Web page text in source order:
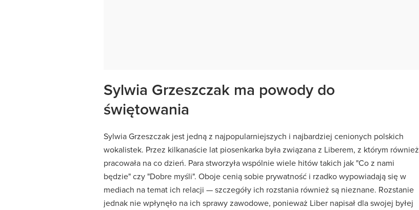
Sylwia Grzeszczak ma powody do
świętowania
Sylwia Grzeszczak jest jedną z najpopularniejszych i najbardziej cenionych polskich
wokalistek. Przez kilkanaście lat piosenkarka była związana z Liberem, z którym również
pracowała na co dzień. Para stworzyła wspólnie wiele hitów takich jak "Co z nami
będzie" czy "Dobre myśli". Oboje cenią sobie prywatność i rzadko wypowiadają się w
mediach na temat ich relacji — szczegóły ich rozstania również są nieznane. Rozstanie
jednak nie wpłynęło na ich sprawy zawodowe, ponieważ Liber napisał dla swojej byłej